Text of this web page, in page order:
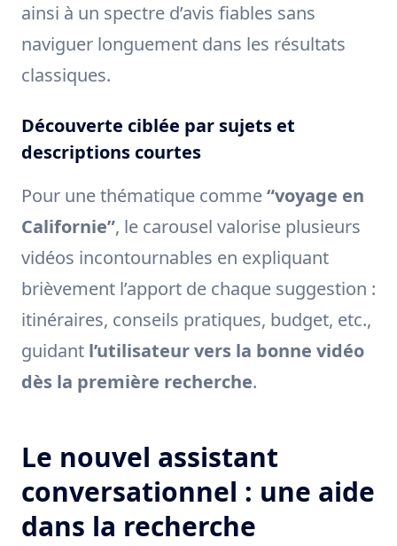
ainsi à un spectre d’avis fiables sans
naviguer longuement dans les résultats
classiques.
Découverte ciblée par sujets et
descriptions courtes
Pour une thématique comme“voyage en
Californie”, le carousel valorise plusieurs
vidéos incontournables en expliquant
brièvement l’apport de chaque suggestion :
itinéraires, conseils pratiques, budget, etc.,
guidant l’utilisateur vers la bonne vidéo
dès la première recherche.
Le nouvel assistant
conversationnel : une aide
dans la recherche